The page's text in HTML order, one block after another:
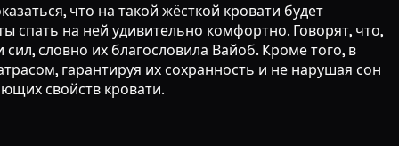
что на такой жёсткой кровати будет
спать на ней удивительно комфортно. Говорят, что,
словно их благословила Вайоб. Кроме того, в
гарантируя их сохранность и не нарушая сон
свойств кровати.